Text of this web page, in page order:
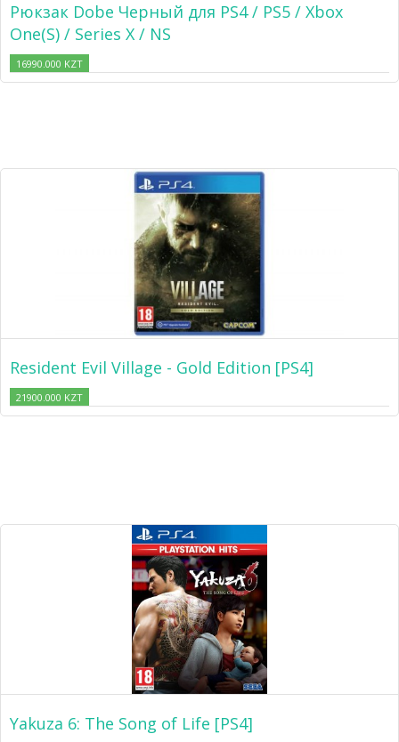
Рюкзак Dobe Черный для PS4 / PS5 / Xbox
One(S) / Series X / NS
16990.000 KZT
Resident Evil Village - Gold Edition [PS4]
21900.000 KZT
Yakuza 6: The Song of Life [PS4]